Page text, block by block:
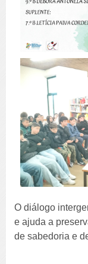
O diálogo
e ajuda a
de sabedoria e